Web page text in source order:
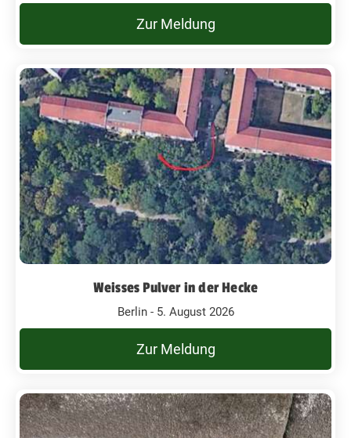
Zur Meldung
Weisses Pulver in der Hecke
Berlin - 5. August 2026
Zur Meldung